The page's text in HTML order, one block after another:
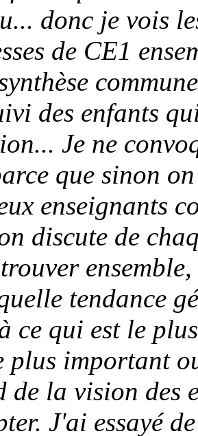
donc je vois
de CE1
des enfants
Je ne
que sinon
enseignants
discute de
tendance
ce qui est le
plus important
de la vision des
J'ai essayé